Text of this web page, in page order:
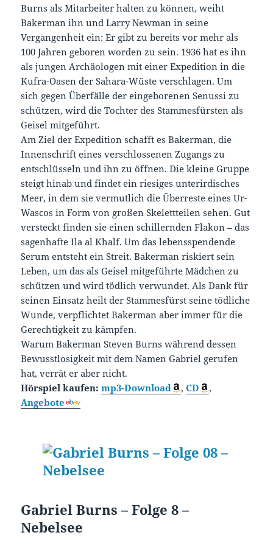
Burns als Mitarbeiter halten zu können, weiht
Bakerman ihn und Larry Newman in seine
Vergangenheit ein: Er gibt zu bereits vor mehr als
100 Jahren geboren worden zu sein. 1936 hat es ihn
als jungen Archäologen mit einer Expedition in die
Kufra-Oasen der Sahara-Wüste verschlagen. Um
sich gegen Überfälle der eingeborenen Senussi zu
schützen, wird die Tochter des Stammesfürsten als
Geisel mitgeführt.
Am Ziel der Expedition schafft es Bakerman, die
Innenschrift eines verschlossenen Zugangs zu
entschlüsseln und ihn zu öffnen. Die kleine Gruppe
steigt hinab und findet ein riesiges unterirdisches
Meer, in dem sie vermutlich die Überreste eines Ur-
Wascos in Form von großen Skelettteilen sehen. Gut
versteckt finden sie einen schillernden Flakon – das
sagenhafte Ila al Khalf. Um das lebensspendende
Serum entsteht ein Streit. Bakerman riskiert sein
Leben, um das als Geisel mitgeführte Mädchen zu
schützen und wird tödlich verwundet. Als Dank für
seinen Einsatz heilt der Stammesfürst seine tödliche
Wunde, verpflichtet Bakerman aber immer für die
Gerechtigkeit zu kämpfen.
Warum Bakerman Steven Burns während dessen
Bewusstlosigkeit mit dem Namen Gabriel gerufen
hat, verrät er aber nicht.
Hörspiel kaufen: mp3-Download ,CD
,
Angebote
Gabriel Burns – Folge 8 –
Nebelsee